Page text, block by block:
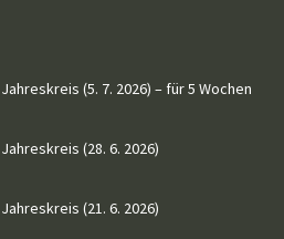
(5. 7. 2026) – für 5 Wochen
(28. 6. 2026)
(21. 6. 2026)